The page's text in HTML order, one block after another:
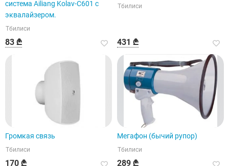
система Ailiang Kolav-C601 с
эквалайзером.
Тбилиси
83 ₾
Тбилиси
431 ₾
Громкая связь
Тбилиси
170 ₾
Мегафон (бычий рупор)
Тбилиси
289 ₾